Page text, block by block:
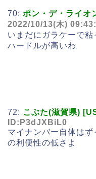
70: ポン・デ・ライオ
2022/10/13(木)
いまだにガラケーで
ハードルが高いわ
72: こぶた(滋賀県)
ID:P3dJXBiL0
マイナンバー自体は
の利便性の低さよ